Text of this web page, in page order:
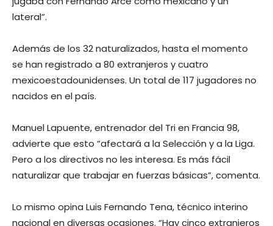
lateral”.
Además de los 32 naturalizados, hasta el momento
se han registrado a 80 extranjeros y cuatro
mexicoestadounidenses. Un total de 117 jugadores no
nacidos en el país.
Manuel Lapuente, entrenador del Tri en Francia 98,
advierte que esto “afectará a la Selección y a la Liga.
Pero a los directivos no les interesa. Es más fácil
naturalizar que trabajar en fuerzas básicas”, comenta.
Lo mismo opina Luis Fernando Tena, técnico interino
nacional en diversas ocasiones. “Hay cinco extranjeros